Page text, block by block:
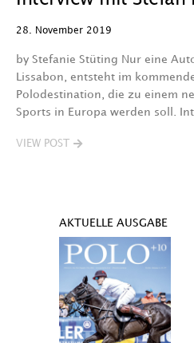
28. November 2019
by Stefanie Stüting Nur eine
Lissabon, entsteht im
Polodestination, die zu einem
Sports in Europa werden soll.
VIEW POST
AKTUELLE AUSGABE